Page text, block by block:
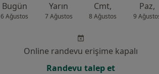
Bugün
6 Ağustos
Yarın
7 Ağustos
Cmt,
8 Ağustos
Paz,
9
Online randevu erişime kapalı
Randevu talep et